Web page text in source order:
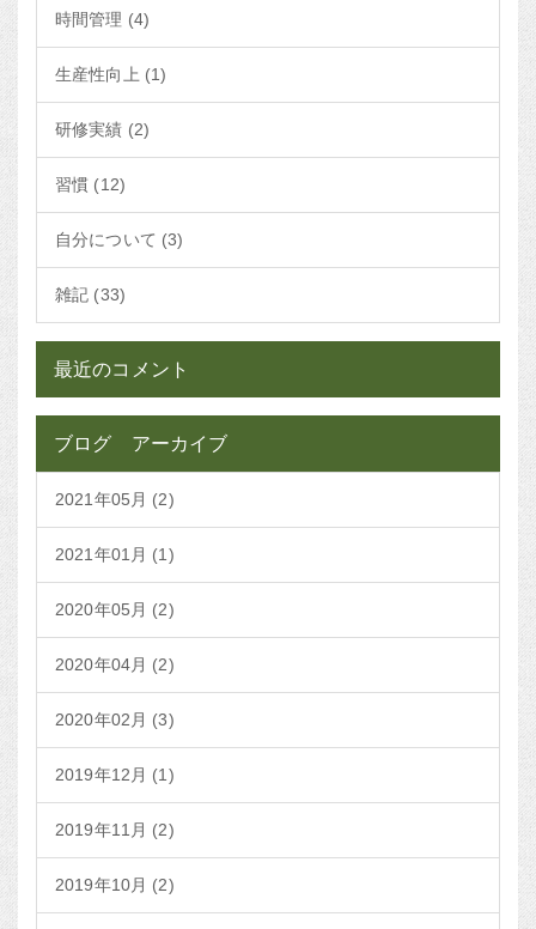
時間管理 (4)
生産性向上 (1)
研修実績 (2)
習慣 (12)
自分について (3)
雑記 (33)
最近のコメント
ブログ アーカイブ
2021年05月 (2)
2021年01月 (1)
2020年05月 (2)
2020年04月 (2)
2020年02月 (3)
2019年12月 (1)
2019年11月 (2)
2019年10月 (2)